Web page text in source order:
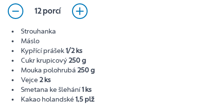
12 porcí
Strouhanka
Máslo
Kypřící prášek1/2 ks
Cukr krupicový250 g
Mouka polohrubá 250 g
Vejce2 ks
Smetana ke šlehání1 ks
Kakao holandské1,5 plž